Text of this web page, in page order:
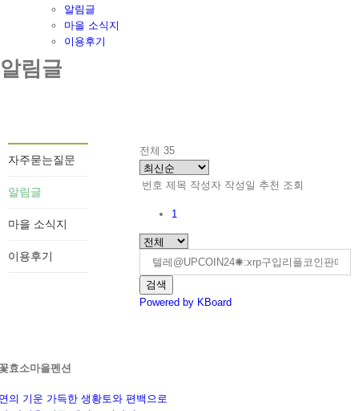
알림글
마을 소식지
이용후기
알림글
전체 35
번호 제목 작성자 작성일 추천 조회
1
검색
Powered by KBoard
자주묻는질문
알림글
마을 소식지
이용후기
효소마을펜션
의 기운 가득한 생황토와 편백으로